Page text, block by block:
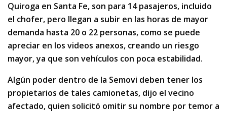
Quiroga en Santa Fe, son para 14 pasajeros, incluido
el chofer, pero llegan a subir en las horas de mayor
demanda hasta 20 o 22 personas, como se puede
apreciar en los videos anexos, creando un riesgo
mayor, ya que son vehículos con poca estabilidad.
Algún poder dentro de la Semovi deben tener los
propietarios de tales camionetas, dijo el vecino
afectado, quien solicitó omitir su nombre por temor a